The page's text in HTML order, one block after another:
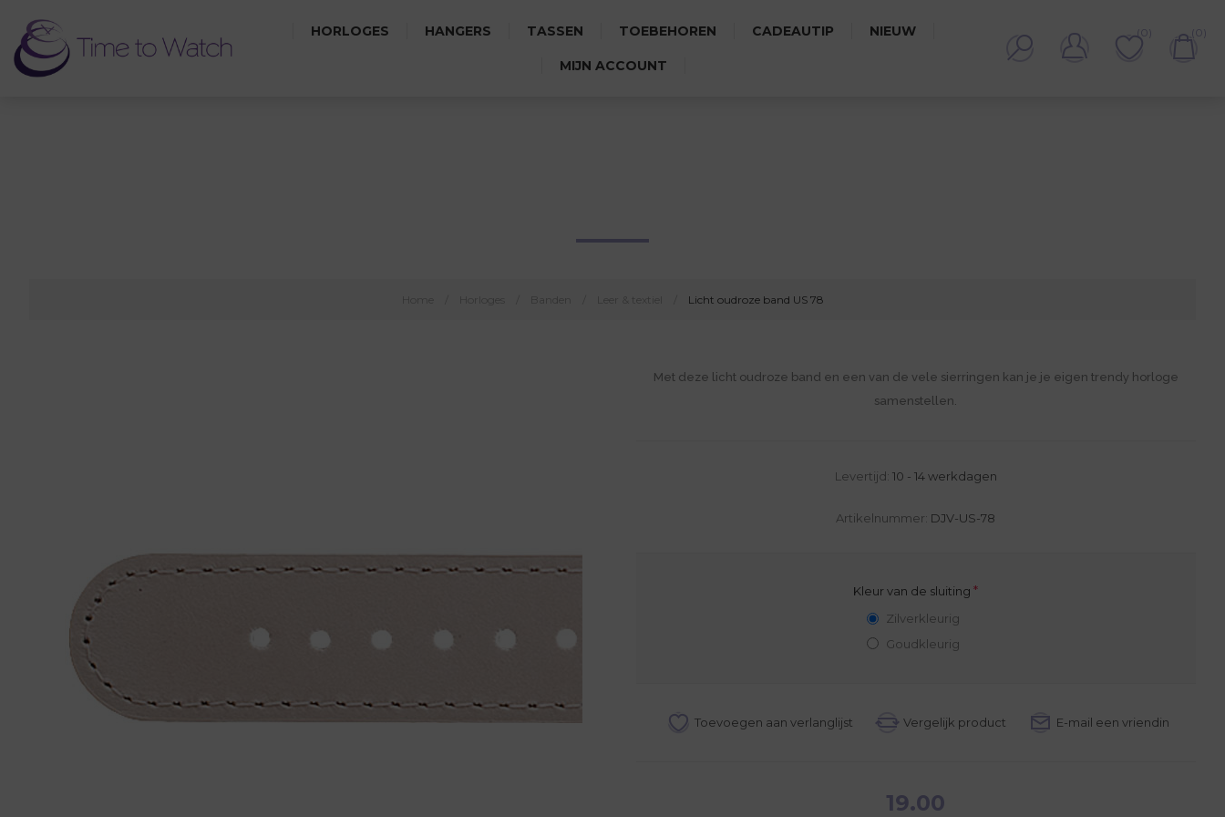
HORLOGES HANGERS TASSEN TOEBEHOREN CADEAUTIP NIEUW
MIJN ACCOUNT
(0) (0)
Licht oudroze band US 78
Met deze licht oudroze band en een van de vele sierringen kan je je eigen trendy horloge
samenstellen.
Levertijd: 10 - 14 werkdagen
Artikelnummer: DJV-US-78
Kleur van de sluiting*
Zilverkleurig
Goudkleurig
19.00